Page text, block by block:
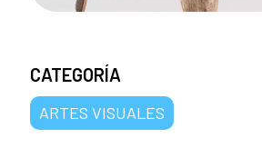
CATEGORÍA
ARTES VISUALES